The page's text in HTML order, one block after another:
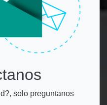
solo preguntanos